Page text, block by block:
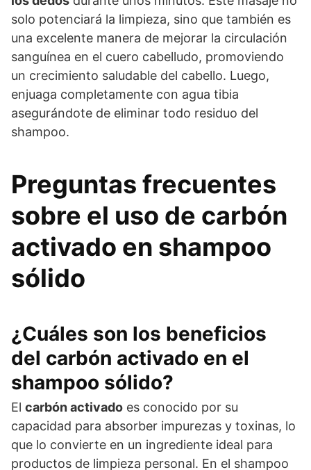
solo potenciará la limpieza, sino que también es
una excelente manera de mejorar la circulación
sanguínea en el cuero cabelludo, promoviendo
un crecimiento saludable del cabello. Luego,
enjuaga completamente con agua tibia
asegurándote de eliminar todo residuo del
shampoo.
Preguntas frecuentes
sobre el uso de carbón
activado en shampoo
sólido
¿Cuáles son los beneficios
del carbón activado en el
shampoo sólido?
El carbón activado es conocido por su
capacidad para absorber impurezas y toxinas, lo
que lo convierte en un ingrediente ideal para
productos de limpieza personal. En el shampoo